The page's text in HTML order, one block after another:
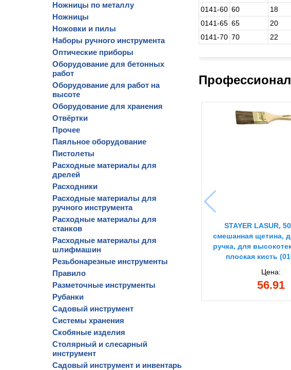
Ножницы по металлу
Ножницы
Ножовки и пилы
Наборы ручного инструмента
Оптические приборы
Оборудование для бетонных
работ
Оборудование для работ на
высоте
Оборудование для хранения
Отвёртки
Прочее
Паяльное оборудование
Пистолеты
Расходные материалы для
дрелей
Расходники
Расходные материалы для
ручного инструмента
Расходные материалы для
станков
Расходные материалы для
шлифмашин
Резьбонарезные инструменты
Правило
Разметочные инструменты
Рубанки
Садовый инструмент
Системы хранения
Скобяные изделия
Столярный и слесарный
инструмент
Садовый инструмент и инвентарь
0141-60 60 18
0141-65 65 20
0141-70 70 22
STAYER LASUR,
смешанная щетина,
ручка, для
плоская кисть
Цена:
56.91